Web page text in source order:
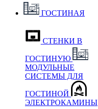
ГОСТИНАЯ
СТЕНКИ В
ГОСТИНУЮ
МОДУЛЬНЫЕ
СИСТЕМЫ ДЛЯ
ГОСТИНОЙ
ЭЛЕКТРОКАМИНЫ